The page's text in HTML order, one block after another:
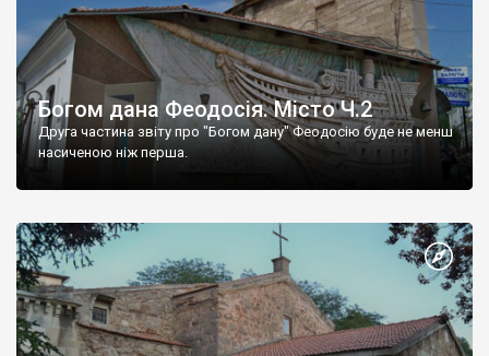
Богом дана Феодосія. Місто Ч.2
Друга частина звіту про "Богом дану" Феодосію буде не менш
насиченою ніж перша.